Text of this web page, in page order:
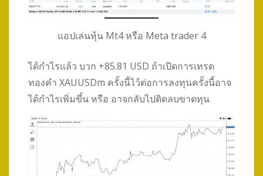
แอปเล่นหุ้น Mt4 หรือ Meta trader 4
ได้กำไรแล้ว บวก +85.81 USD ถ้าเปิดการเทรด
ทองคำ XAUUSDm ครั้งนี้ไว้ต่อการลงทุนครั้งนี้อาจ
ได้กำไรเพิ่มขึ้น หรือ อาจกลับไปติดลบขาดทุน